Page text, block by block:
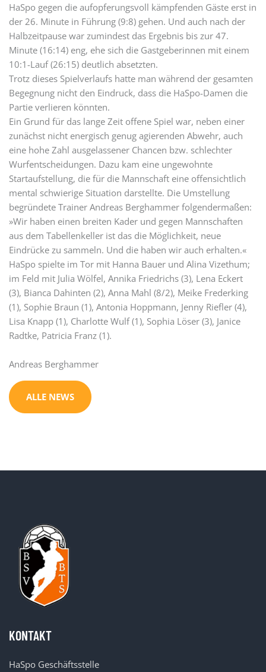
HaSpo gegen die aufopferungsvoll kämpfenden Gäste erst in
der 26. Minute in Führung (9:8) gehen. Und auch nach der
Halbzeitpause war zumindest das Ergebnis bis zur 47.
Minute (16:14) eng, ehe sich die Gastgeberinnen mit einem
10:1-Lauf (26:15) deutlich absetzten.
Trotz dieses Spielverlaufs hatte man während der gesamten
Begegnung nicht den Eindruck, dass die HaSpo-Damen die
Partie verlieren könnten.
Ein Grund für das lange Zeit offene Spiel war, neben einer
zunächst nicht energisch genug agierenden Abwehr, auch
eine hohe Zahl ausgelassener Chancen bzw. schlechter
Wurfentscheidungen. Dazu kam eine ungewohnte
Startaufstellung, die für die Mannschaft eine offensichtlich
mental schwierige Situation darstellte. Die Umstellung
begründete Trainer Andreas Berghammer folgendermaßen:
»Wir haben einen breiten Kader und gegen Mannschaften
aus dem Tabellenkeller ist das die Möglichkeit, neue
Eindrücke zu sammeln. Und die haben wir auch erhalten.«
HaSpo spielte im Tor mit Hanna Bauer und Alina Vizethum;
im Feld mit Julia Wölfel, Annika Friedrichs (3), Lena Eckert
(3), Bianca Dahinten (2), Anna Mahl (8/2), Meike Frederking
(1), Sophie Braun (1), Antonia Hoppmann, Jenny Riefler (4),
Lisa Knapp (1), Charlotte Wulf (1), Sophia Löser (3), Janice
Radtke, Patricia Franz (1).
Andreas Berghammer
ALLE NEWS
KONTAKT
HaSpo Geschäftsstelle